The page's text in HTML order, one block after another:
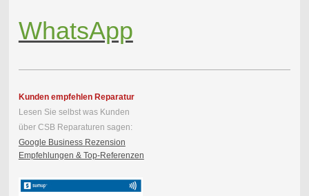
WhatsApp
Kunden empfehlen Reparatur
Lesen Sie selbst was Kunden
über CSB Reparaturen sagen:
Google Business Rezension
Empfehlungen & Top-Referenzen